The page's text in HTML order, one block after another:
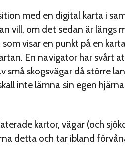
med en digital karta i
vill, om det sedan är längs
visar en punkt på en
En navigator har svårt
små skogsvägar då större
inte lämna sin egen
kartor, vägar (och
detta och tar ibland